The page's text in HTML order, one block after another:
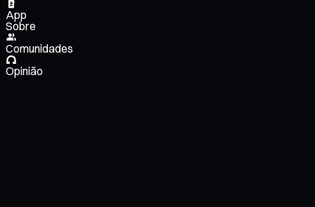
App
Sobre
Comunidades
Opinião